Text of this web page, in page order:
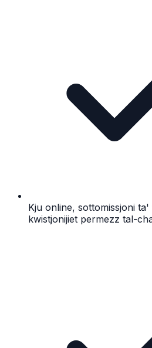
Kju online, sottomissjoni
kwistjonijiet permezz tal-